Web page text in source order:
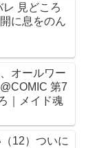
見どころ
に息をのん
オールワー
第7
｜メイド魂
12）ついに